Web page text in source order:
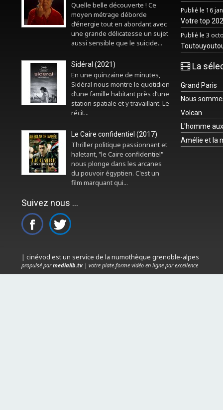
Quelle belle découverte ! Ce
moyen métrage déborde
d’énergie tout en abordant avec
une grande délicatesse un sujet
aussi sensible que le suicide...
Sidéral (2021)
En une quinzaine de minutes,
Sidéral nous montre le quotidien
d’une famille habitant près d’une
station spatiale et y travaillant. Le
récit...
Le Caire confidentiel (2017)
Thriller politique passionnant et
haletant, "le Caire confidentiel"
nous plonge dans les arcanes
du pouvoir égyptien. C'est un
film marquant qui...
Suivez nous ...
Publié le 16
Votre top
Publié le 3
La
Grand Paris
Nous
Volcan
L'homme
Amélie et la
| cinévod est un service de la numothèque grenoble-alpes
propulsé parmedialib.tv| votre plate-forme vidéo en ligne par excellence